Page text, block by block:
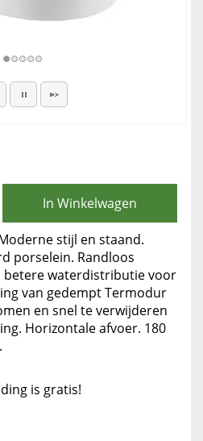
In Winkelwagen
stijl en staand.
porselein. Randloos
betere waterdistributie voor
van gedempt Termodur
en snel te verwijderen
Horizontale afvoer. 180
is gratis!